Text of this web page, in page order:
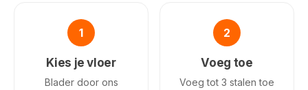
1
Kies je vloer
Blader door ons
2
Voeg toe
Voeg tot 3 stalen toe